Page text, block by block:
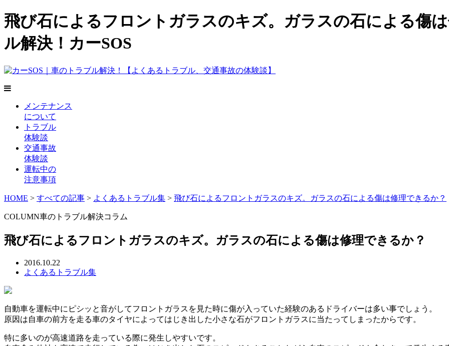
飛び石によるフロントガラスのキズ。ガラスの石による傷
ル解決！カーSOS
メンテナンス
について
トラブル
体験談
交通事故
体験談
運転中の
注意事項
HOME > すべての記事 > よくあるトラブル集 > 飛び石によるフロントガラスのキズ。ガラスの石による傷は修理できるか？
COLUMN車のトラブル解決コラム
飛び石によるフロントガラスのキズ。ガラスの石による傷は修理できるか？
2016.10.22
よくあるトラブル集
自動車を運転中にピシッと音がしてフロントガラスを見た時に傷が入っていた経験のあるドライバーは多い事でしょう。
原因は自車の前方を走る車のタイヤによってはじき出した小さな石がフロントガラスに当たってしまったからです。
特に多いのが高速道路を走っている際に発生しやすいです。